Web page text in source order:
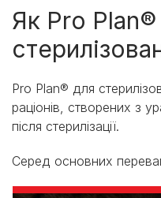
Як Pro Plan®
Pro Plan® для
раціонів, створених з
після стерилізації.
Серед основних